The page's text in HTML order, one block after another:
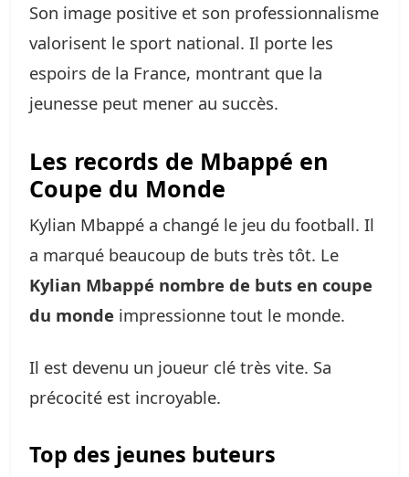
Son image positive et son professionnalisme
valorisent le sport national. Il porte les
espoirs de la France, montrant que la
jeunesse peut mener au succès.
Les records de Mbappé en
Coupe du Monde
Kylian Mbappé a changé le jeu du football. Il
a marqué beaucoup de buts très tôt. Le
Kylian Mbappé nombre de buts en coupe
du monde impressionne tout le monde.
Il est devenu un joueur clé très vite. Sa
précocité est incroyable.
Top des jeunes buteurs